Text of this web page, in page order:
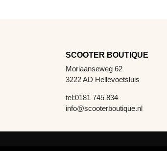
SCOOTER BOUTIQUE
Moriaanseweg 62
3222 AD Hellevoetsluis
tel:0181 745 834
info@scooterboutique.nl